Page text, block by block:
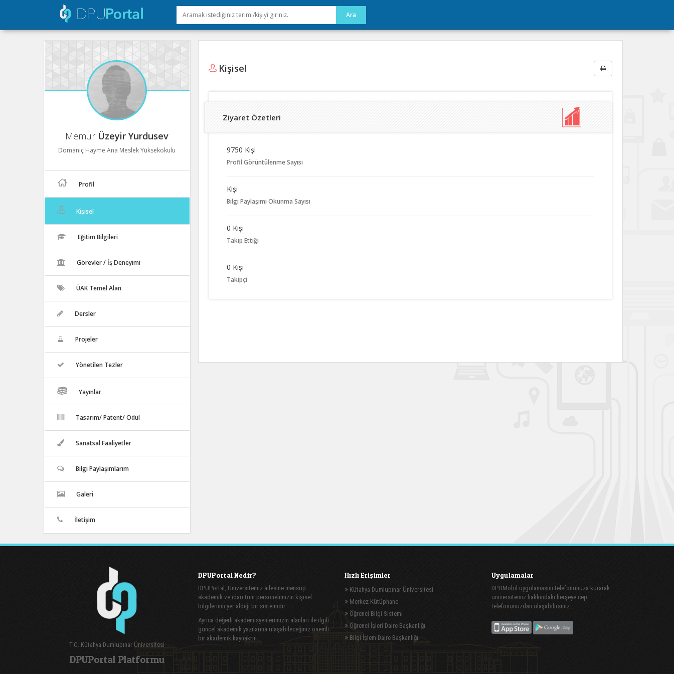
Memur Üzeyir Yurdusev
Domaniç Hayme Ana Meslek Yüksekokulu
Profil
Kişisel
Eğitim Bilgileri
Görevler / İş Deneyimi
ÜAK Temel Alan
Dersler
Projeler
Yönetilen Tezler
Yayınlar
Tasarım/ Patent/ Ödül
Sanatsal Faaliyetler
Bilgi Paylaşımlarım
Galeri
İletişim
Kişisel
Ziyaret Özetleri
9750 Kişi
Profil Görüntülenme Sayısı
Kişi
Bilgi Paylaşımı Okunma Sayısı
0 Kişi
Takip Ettiği
0 Kişi
Takipçi
T.C. Kütahya Dumlupınar Üniversitesi
DPUPortal Platformu
DPUPortal Nedir?
DPUPortal, Üniversitemiz ailesine mensup
akademik ve idari tüm personelimizin kişisel
bilgilerinin yer aldığı bir sistemidir.
Ayrıca değerli akademisyenlerimizin alanları ile ilgili
güncel akademik yazılarına ulaşabileceğiniz önemli
bir akademik kaynaktır.
Hızlı Erişimler
Kütahya Dumlupınar Üniversitesi
Merkez Kütüphane
Öğrenci Bilgi Sistemi
Öğrenci İşleri Daire Başkanlığı
Bilgi İşlem Daire Başkanlığı
Uygulamalar
DPUMobil uygulamasını telefonunuza kurarak
üniversitemiz hakkındaki herşeye cep
telefonunuzdan ulaşabilirsiniz.